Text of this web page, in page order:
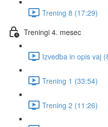
Trening 8 (17:29)
Treningi 4. mesec
Izvedba in opis vaj
Trening 1 (33:54)
Trening 2 (11:26)